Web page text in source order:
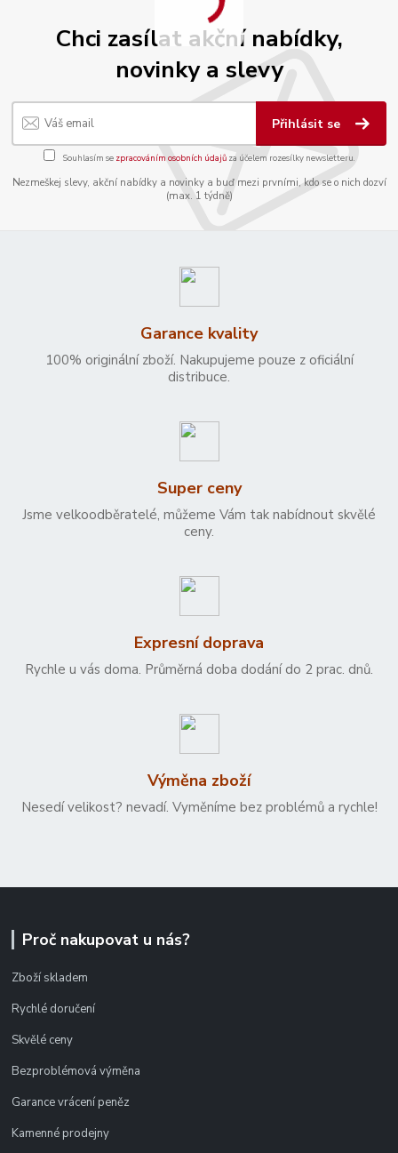
Chci zasílat akční nabídky,
novinky a slevy
Přihlásit se
Souhlasím se zpracováním osobních údajůza účelem rozesílky newsletteru.
Nezmeškej slevy, akční nabídky a novinky a buď mezi prvními, kdo se o nich dozví
(max. 1 týdně)
Garance kvality
100% originální zboží. Nakupujeme pouze z oficiální
distribuce.
Super ceny
Jsme velkoodběratelé, můžeme Vám tak nabídnout skvělé
ceny.
Expresní doprava
Rychle u vás doma. Průměrná doba dodání do 2 prac. dnů.
Výměna zboží
Nesedí velikost? nevadí. Vyměníme bez problémů a rychle!
Proč nakupovat u nás?
Zboží skladem
Rychlé doručení
Skvělé ceny
Bezproblémová výměna
Garance vrácení peněz
Kamenné prodejny